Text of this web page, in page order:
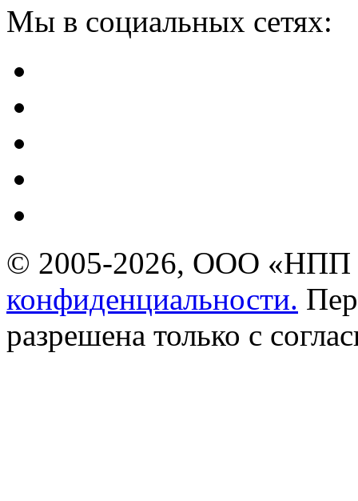
Мы в социальных сетях:
© 2005-2026, ООО «НПП
конфиденциальности.
разрешена только с